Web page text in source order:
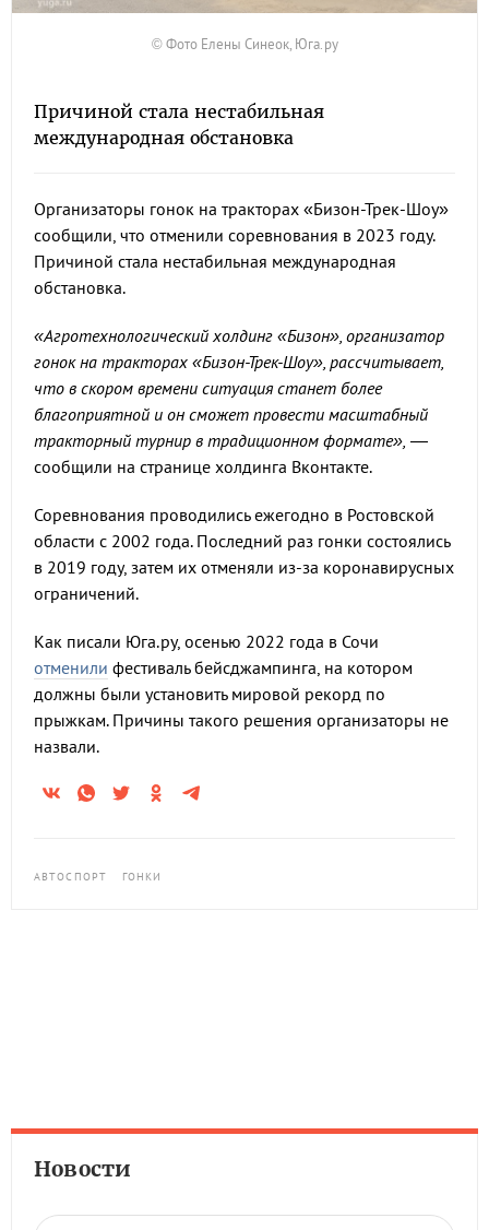
© Фото Елены Синеок, Юга.ру
Причиной стала нестабильная
международная обстановка
Организаторы гонок на тракторах «Бизон-Трек-Шоу»
сообщили, что отменили соревнования в 2023 году.
Причиной стала нестабильная международная
обстановка.
«Агротехнологический холдинг «Бизон», организатор
гонок на тракторах «Бизон-Трек-Шоу», рассчитывает,
что в скором времени ситуация станет более
благоприятной и он сможет провести масштабный
тракторный турнир в традиционном формате», —
сообщили на странице холдинга Вконтакте.
Соревнования проводились ежегодно в Ростовской
области с 2002 года. Последний раз гонки состоялись
в 2019 году, затем их отменяли из-за коронавирусных
ограничений.
Как писали Юга.ру, осенью 2022 года в Сочи
отменили фестиваль бейсджампинга, на котором
должны были установить мировой рекорд по
прыжкам. Причины такого решения организаторы не
назвали.
АВТОСПОРТ ГОНКИ
Новости